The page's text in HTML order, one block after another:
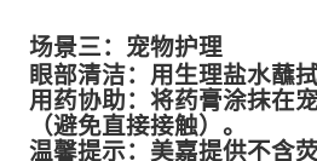
场景三：宠物护理
眼部清洁：用生理盐水蘸
用药协助：将药膏涂抹在
（避免直接接触）。
温馨提示：美嘉提供不含